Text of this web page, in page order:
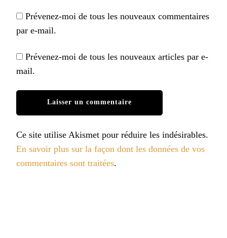
Prévenez-moi de tous les nouveaux commentaires
par e-mail.
Prévenez-moi de tous les nouveaux articles par e-
mail.
Ce site utilise Akismet pour réduire les indésirables.
En savoir plus sur la façon dont les données de vos
commentaires sont traitées.